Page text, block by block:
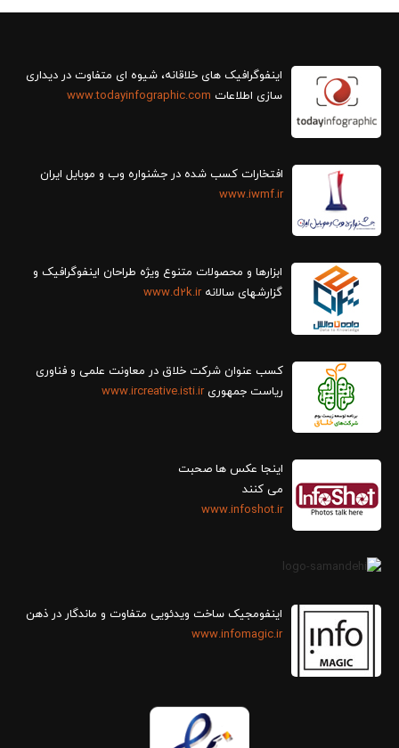
سازی اطلاعات www.todayinfographic.com
افتخارات کسب شده در جشنواره وب و موبایل ایران
www.iwmf.ir
ابزارها و محصولات متنوع ویژه طراحان اینفوگرافیک و
گزارش‎های سالانه
www.d2k.ir
کسب عنوان شرکت خلاق در معاونت علمی و فناوری
ریاست جمهوریwww.ircreative.isti.ir
اینجا عکس ها صحبت
می کنند
www.infoshot.ir
اینفومجیک ساخت ویدئویی متفاوت و ماندگار در ذهن
www.infomagic.ir